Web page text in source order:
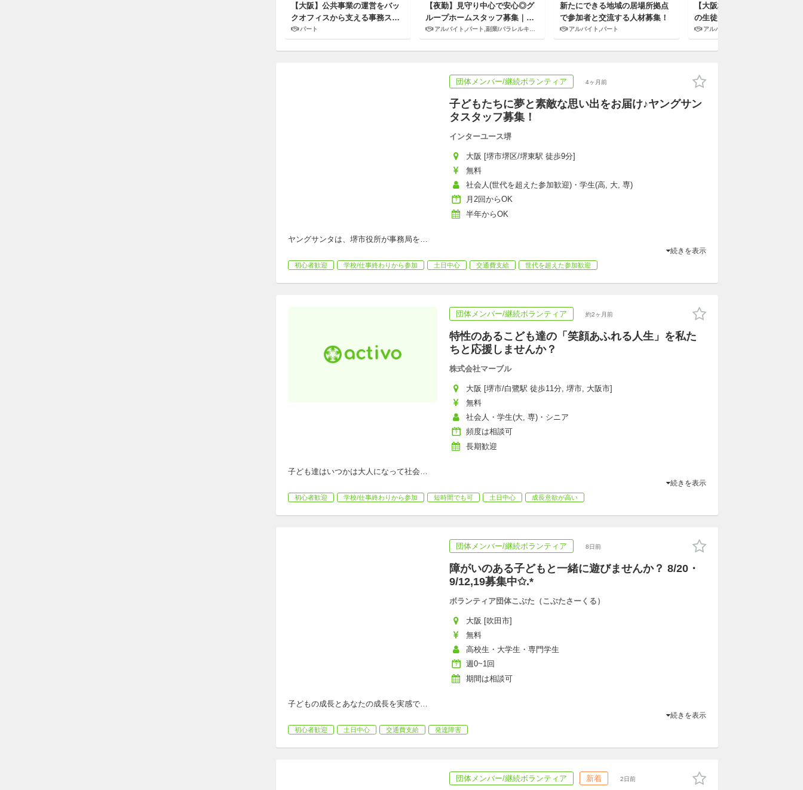
【大阪】公共事業の運営をバッ
クオフィスから支える事務スタ
ッフ募集！
パート
【夜勤】見守り中心で安心◎グ
ループホームスタッフ募集｜未
経験・WワークOK
アルバイト,パート,副業/パラレルキャリア
新たにできる地域の居場所拠点
で参加者と交流する人材募集！
アルバイト,パート
【大阪梅田】不登校や高校中退
の生徒をサポートする学習支援
員を募集！
アルバイト,パート,副業/パラレルキャリア
団体メンバー/継続ボランティア 4ヶ月前
子どもたちに夢と素敵な思い出をお届け♪ヤングサン
タスタッフ募集！
インターユース堺
大阪 [堺市堺区/堺東駅 徒歩9分]
無料
社会人(世代を超えた参加歓迎)・学生(高, 大, 専)
月2回からOK
半年からOK
ヤングサンタは、堺市役所が事務局を…
続きを表示
初心者歓迎 学校/仕事終わりから参加 土日中心 交通費支給 世代を超えた参加歓迎
団体メンバー/継続ボランティア 約2ヶ月前
特性のあるこども達の「笑顔あふれる人生」を私た
ちと応援しませんか？
株式会社マーブル
大阪 [堺市/白鷺駅 徒歩11分, 堺市, 大阪市]
無料
社会人・学生(大, 専)・シニア
頻度は相談可
長期歓迎
子ども達はいつかは大人になって社会…
続きを表示
初心者歓迎 学校/仕事終わりから参加 短時間でも可 土日中心 成長意欲が高い
団体メンバー/継続ボランティア 8日前
障がいのある子どもと一緒に遊びませんか？ 8/20・
9/12,19募集中✩.*
ボランティア団体こぶた（こぶたさーくる）
大阪 [吹田市]
無料
高校生・大学生・専門学生
週0~1回
期間は相談可
子どもの成長とあなたの成長を実感で…
続きを表示
初心者歓迎 土日中心 交通費支給 発達障害
団体メンバー/継続ボランティア 新着 2日前